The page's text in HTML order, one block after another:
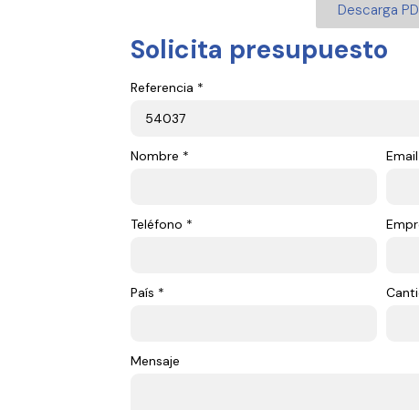
Descarga
Solicita presupuesto
Referencia *
Nombre *
Teléfono *
País *
Mensaje